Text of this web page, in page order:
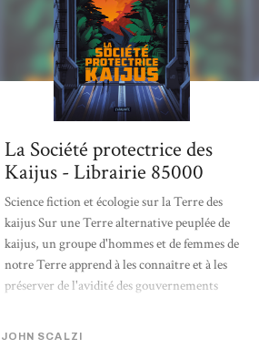
La Société protectrice des
Kaijus - Librairie 85000
Science fiction et écologie sur la Terre des
kaijus Sur une Terre alternative peuplée de
kaijus, un groupe d'hommes et de femmes de
notre Terre apprend à les connaître et à les
préserver de l'avidité des gouvernements
JOHN SCALZI